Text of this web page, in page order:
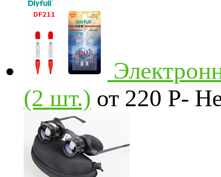
(2 шт.) от 220 Р-